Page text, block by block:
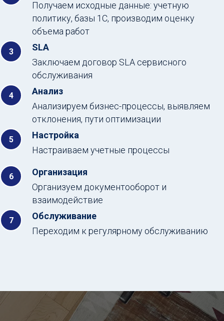
Получаем исходные данные: учетную
политику, базы 1С, производим оценку
объема работ
SLA
Заключаем договор SLA сервисного
обслуживания
Анализ
Анализируем бизнес-процессы, выявляем
отклонения, пути оптимизации
Настройка
Настраиваем учетные процессы
Организация
Организуем документооборот и
взаимодействие
Обслуживание
Переходим к регулярному обслуживанию